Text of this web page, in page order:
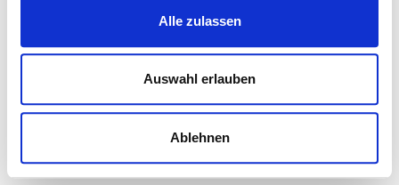
Alle zulassen
Auswahl erlauben
Ablehnen